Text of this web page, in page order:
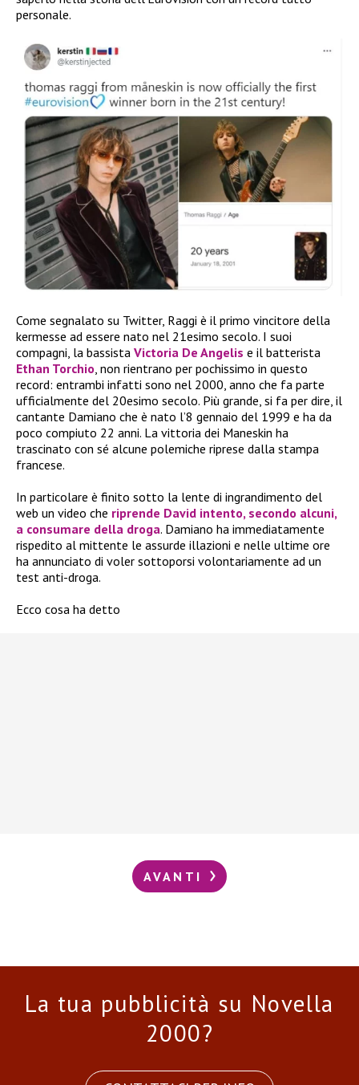
personale.
Come segnalato su Twitter, Raggi è il primo vincitore della
kermesse ad essere nato nel 21esimo secolo. I suoi
compagni, la bassista Victoria De Angelis e il batterista
Ethan Torchio , non rientrano per pochissimo in questo
record: entrambi infatti sono nel 2000, anno che fa parte
ufficialmente del 20esimo secolo. Più grande, si fa per dire, il
cantante Damiano che è nato l’8 gennaio del 1999 e ha da
poco compiuto 22 anni. La vittoria dei Maneskin ha
trascinato con sé alcune polemiche riprese dalla stampa
francese.
In particolare è finito sotto la lente di ingrandimento del
web un video che riprende David intento, secondo alcuni,
a consumare della droga. Damiano ha immediatamente
rispedito al mittente le assurde illazioni e nelle ultime ore
ha annunciato di voler sottoporsi volontariamente ad un
test anti-droga.
Ecco cosa ha detto
AVANTI
La tua pubblicità su Novella
2000?